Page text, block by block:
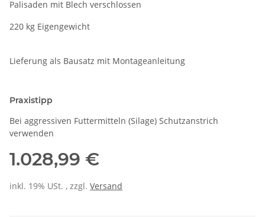
Palisaden mit Blech verschlossen
220 kg Eigengewicht
Lieferung als Bausatz mit Montageanleitung
Praxistipp
Bei aggressiven Futtermitteln (Silage) Schutzanstrich
verwenden
1.028,99 €
inkl. 19% USt. , zzgl. Versand